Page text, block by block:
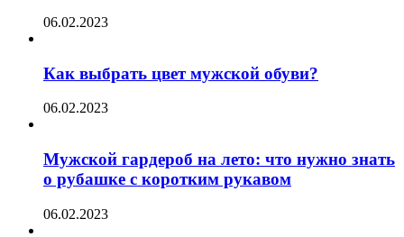
06.02.2023
Как выбрать цвет мужской обуви?
06.02.2023
Мужской гардероб на лето: что нужно знать
о рубашке с коротким рукавом
06.02.2023